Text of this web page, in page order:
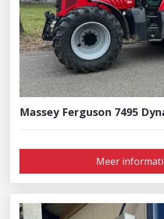
Massey Ferguson 7495
Meer